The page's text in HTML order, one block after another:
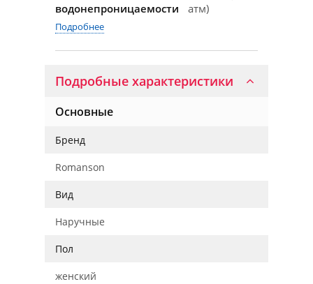
водонепроницаемости
атм)
Подробнее
Подробные характеристики
Основные
Бренд
Romanson
Вид
Наручные
Пол
женский